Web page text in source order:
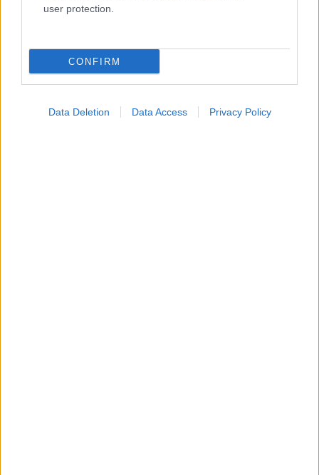
user protection.
CONFIRM
Data Deletion Data Access Privacy Policy
Ο CEO της GSK στοχεύει σε εξοικονόμηση κόστους
2,5 δισ. δολαρίων από ώριμα προϊόντα, προμήθειες